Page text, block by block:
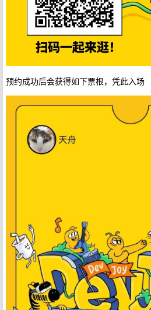
预约成功后会获得如下票根，凭此入场